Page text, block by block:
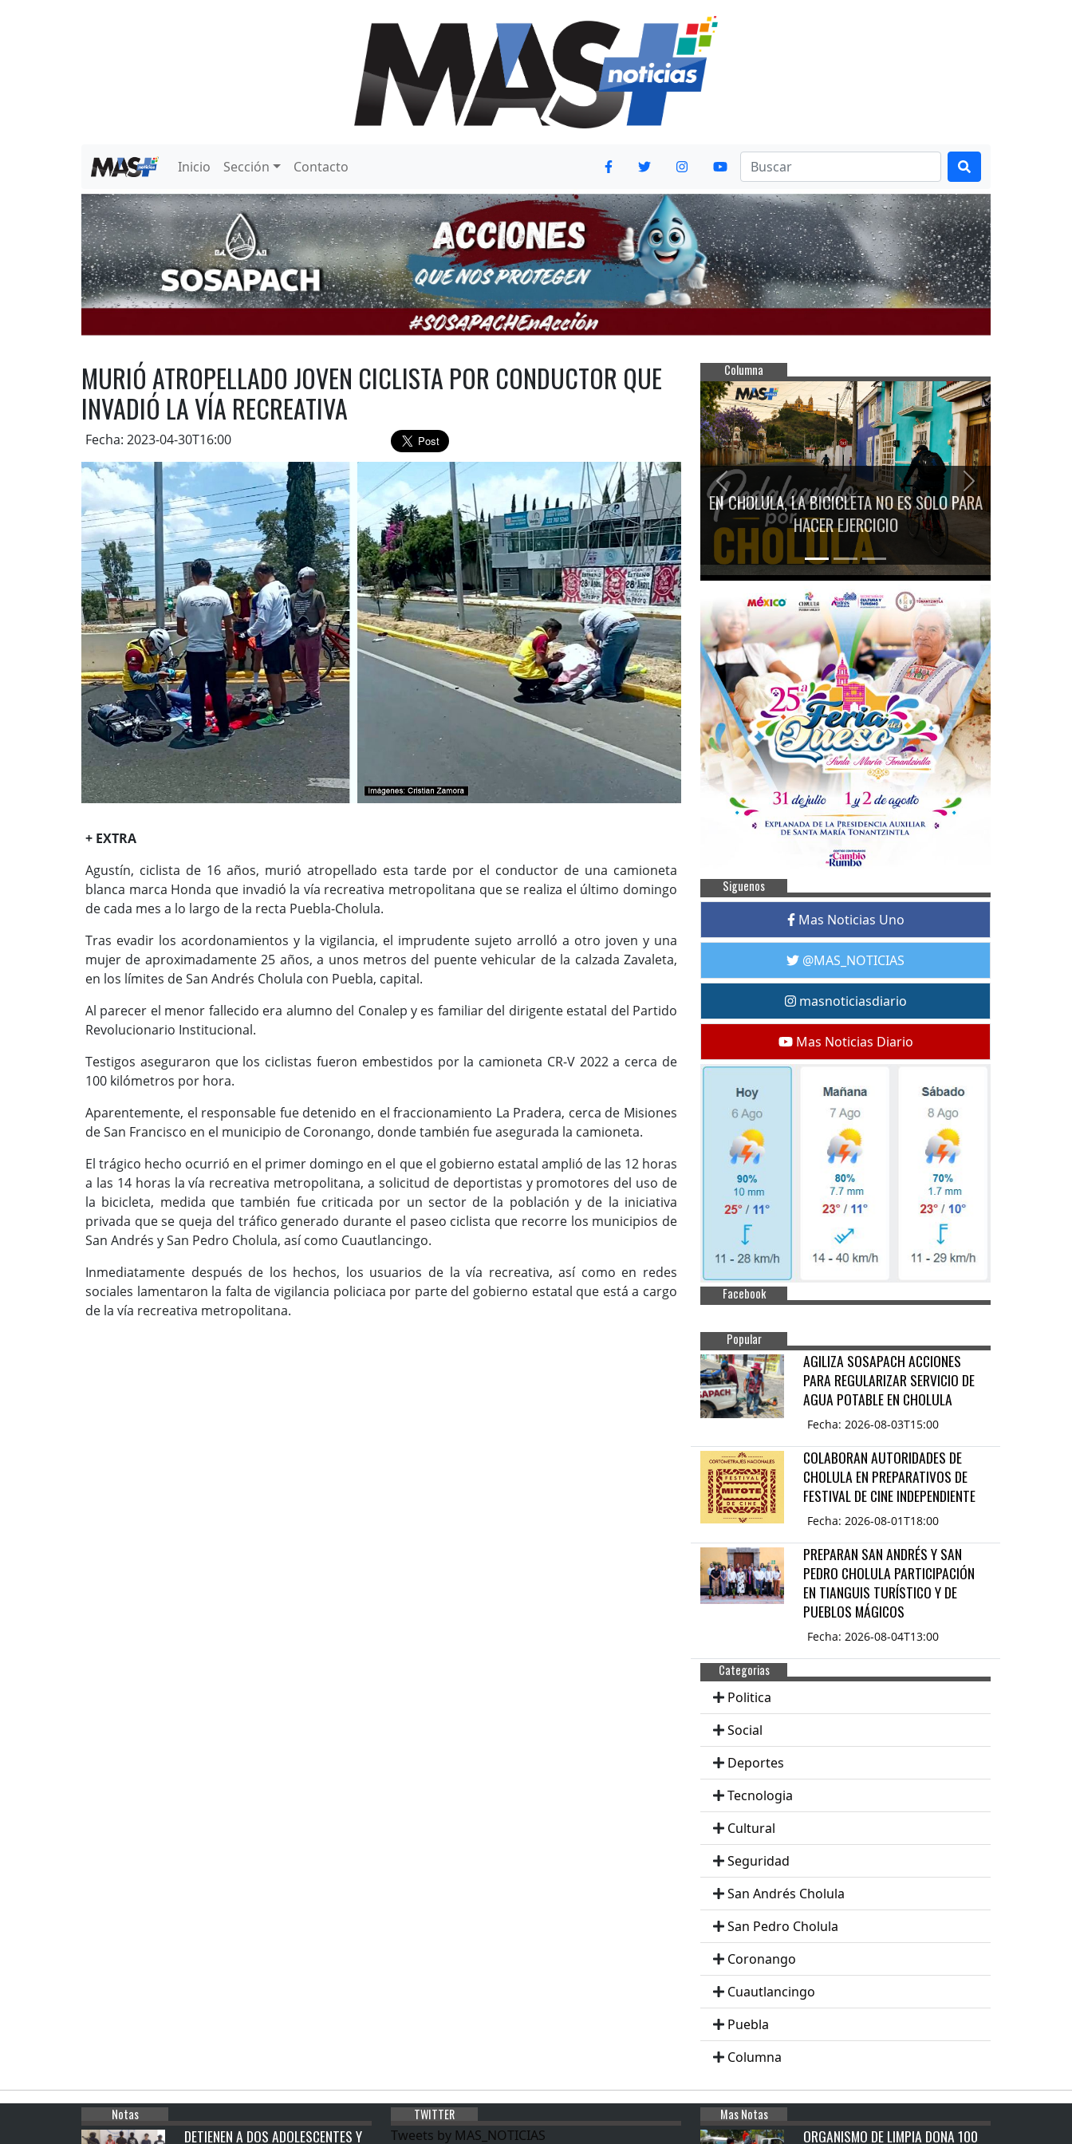
Inicio Sección Contacto
MURIÓ ATROPELLADO JOVEN CICLISTA POR CONDUCTOR QUE
INVADIÓ LA VÍA RECREATIVA
Fecha: 2023-04-30T16:00
+ EXTRA
Agustín, ciclista de 16 años, murió atropellado esta tarde por el conductor de una camioneta
blanca marca Honda que invadió la vía recreativa metropolitana que se realiza el último domingo
de cada mes a lo largo de la recta Puebla-Cholula.
Tras evadir los acordonamientos y la vigilancia, el imprudente sujeto arrolló a otro joven y una
mujer de aproximadamente 25 años, a unos metros del puente vehicular de la calzada Zavaleta,
en los límites de San Andrés Cholula con Puebla, capital.
Al parecer el menor fallecido era alumno del Conalep y es familiar del dirigente estatal del Partido
Revolucionario Institucional.
Testigos aseguraron que los ciclistas fueron embestidos por la camioneta CR-V 2022 a cerca de
100 kilómetros por hora.
Aparentemente, el responsable fue detenido en el fraccionamiento La Pradera, cerca de Misiones
de San Francisco en el municipio de Coronango, donde también fue asegurada la camioneta.
El trágico hecho ocurrió en el primer domingo en el que el gobierno estatal amplió de las 12 horas
a las 14 horas la vía recreativa metropolitana, a solicitud de deportistas y promotores del uso de
la bicicleta, medida que también fue criticada por un sector de la población y de la iniciativa
privada que se queja del tráfico generado durante el paseo ciclista que recorre los municipios de
San Andrés y San Pedro Cholula, así como Cuautlancingo.
Inmediatamente después de los hechos, los usuarios de la vía recreativa, así como en redes
sociales lamentaron la falta de vigilancia policiaca por parte del gobierno estatal que está a cargo
de la vía recreativa metropolitana.
Columna
EN CHOLULA, LA BICICLETA NO ES SOLO PARA
HACER EJERCICIO
Previous Next
Siguenos
Mas Noticias Uno
@MAS_NOTICIAS
masnoticiasdiario
Mas Noticias Diario
Facebook
Popular
AGILIZA SOSAPACH ACCIONES
PARA REGULARIZAR SERVICIO DE
AGUA POTABLE EN CHOLULA
Fecha: 2026-08-03T15:00
COLABORAN AUTORIDADES DE
CHOLULA EN PREPARATIVOS DE
FESTIVAL DE CINE INDEPENDIENTE
Fecha: 2026-08-01T18:00
PREPARAN SAN ANDRÉS Y SAN
PEDRO CHOLULA PARTICIPACIÓN
EN TIANGUIS TURÍSTICO Y DE
PUEBLOS MÁGICOS
Fecha: 2026-08-04T13:00
Categorias
Politica
Social
Deportes
Tecnologia
Cultural
Seguridad
San Andrés Cholula
San Pedro Cholula
Coronango
Cuautlancingo
Puebla
Columna
Notas
DETIENEN A DOS ADOLESCENTES Y
TWITTER
Tweets by MAS_NOTICIAS
Mas Notas
ORGANISMO DE LIMPIA DONA 100